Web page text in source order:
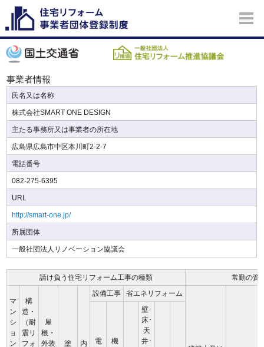
事業者情報
氏名又は名称
株式会社SMART ONE DESIGN
主たる事務所又は事業者の所在地
広島県広島市中区本川町2-2-7
電話番号
082-275-6395
URL
http://smart-one.jp/
所属団体
一般社団法人リノベーション協議会
請け負う住宅リフォーム工事の種類 常勤の資
マ
ン
シ
ョ
ン
構
造・
（耐
震リ
フォ
屋
根・
外装
塗
内
設備工事 省エネリフォーム
電
機
壁･
床･
天
井･